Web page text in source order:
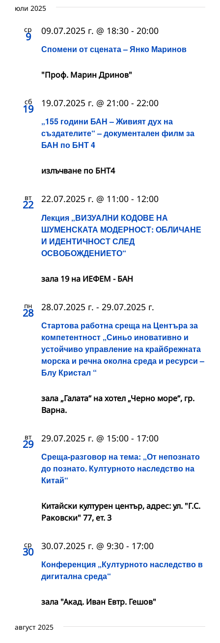
юли 2025
ср
9
Спомени от сцената – Янко Маринов
09.07.2025 г. @ 18:30 - 20:00
"Проф. Марин Дринов"
сб
19
„155 години БАН – Живият дух на
създателите“ – документален филм за
БАН по БНТ 4
19.07.2025 г. @ 21:00 - 22:00
излъчване по БНТ4
вт
22
Лекция „ВИЗУАЛНИ КОДОВЕ НА
ШУМЕНСКАТА МОДЕРНОСТ: ОБЛИЧАНЕ
И ИДЕНТИЧНОСТ СЛЕД
ОСВОБОЖДЕНИЕТО“
22.07.2025 г. @ 11:00 - 12:00
зала 19 на ИЕФЕМ - БАН
пн
28
Стартова работна среща на Центъра за
компетентност „Синьо иновативно и
устойчиво управление на крайбрежната
морска и речна околна среда и ресурси –
Блу Кристал “
28.07.2025 г. - 29.07.2025 г.
зала „Галата“ на хотел „Черно море“, гр.
Варна.
вт
29
Среща-разговор на тема: „От непознато
до познато. Културното наследство на
Китай“
29.07.2025 г. @ 15:00 - 17:00
Китайски културен център, адрес: ул. "Г.С.
Раковски" 77, ет. 3
ср
30
Конференция „Културното наследство в
дигитална среда“
30.07.2025 г. @ 9:30 - 17:00
зала "Акад. Иван Евтр. Гешов"
август 2025